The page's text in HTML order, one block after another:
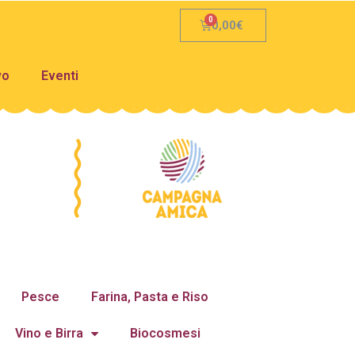
0,00€
Eventi
Pesce Farina, Pasta e Riso
Vino e Birra Biocosmesi